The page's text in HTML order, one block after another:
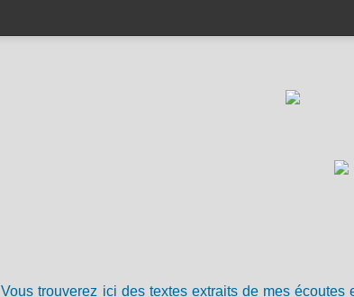
Vous trouverez ici des textes extraits de mes